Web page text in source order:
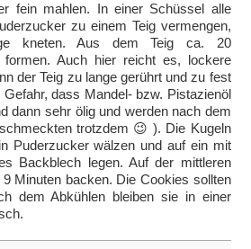
fein mahlen. In einer Schüssel alle
zu einem Teig vermengen,
kneten. Aus dem Teig ca. 20
formen. Auch hier reicht es, lockere
der Teig zu lange gerührt und zu fest
dass Mandel- bzw. Pistazienöl
dann sehr ölig und werden nach dem
trotzdem 😉 ). Die Kugeln
Puderzucker wälzen und auf ein mit
Backblech legen. Auf der mittleren
Minuten backen. Die Cookies sollten
dem Abkühlen bleiben sie in einer